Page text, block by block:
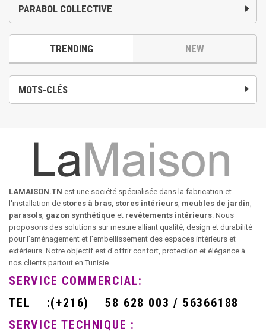
PARABOL COLLECTIVE
TRENDING NEW
MOTS-CLÉS
LAMAISON.TN est une société spécialisée dans la fabrication et
l'installation de stores à bras, stores intérieurs, meubles de jardin,
parasols, gazon synthétique et revêtements intérieurs. Nous
proposons des solutions sur mesure alliant qualité, design et durabilité
pour l'aménagement et l'embellissement des espaces intérieurs et
extérieurs. Notre objectif est d'offrir confort, protection et élégance à
nos clients partout en Tunisie.
SERVICE COMMERCIAL:
TEL
:(+216)
58 628 003 / 56366188
SERVICE TECHNIQUE :